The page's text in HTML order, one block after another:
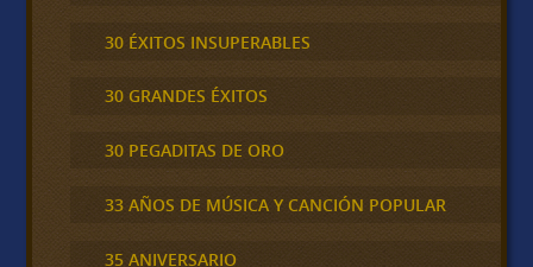
30 ÉXITOS INSUPERABLES
30 GRANDES ÉXITOS
30 PEGADITAS DE ORO
33 AÑOS DE MÚSICA Y CANCIÓN POPULAR
35 ANIVERSARIO